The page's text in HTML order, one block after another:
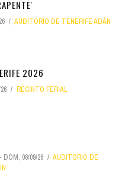
AUDITORIO DE TENERIFE ADÁN
2026
RECINTO FERIAL
- DOM, 06/09/26
AUDITORIO DE